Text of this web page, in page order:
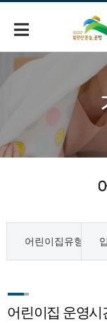
어린이집유형
어린이집 운영시